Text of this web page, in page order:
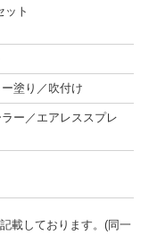
ット
塗り／吹付け
ー／エアレススプレ
載しております。(同一